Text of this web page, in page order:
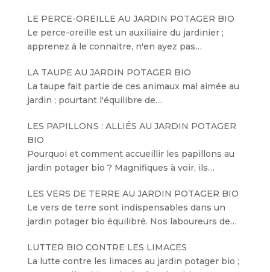
LE PERCE-OREILLE AU JARDIN POTAGER BIO
Le perce-oreille est un auxiliaire du jardinier ;
apprenez à le connaitre, n'en ayez pas…
LA TAUPE AU JARDIN POTAGER BIO
La taupe fait partie de ces animaux mal aimée au
jardin ; pourtant l'équilibre de…
LES PAPILLONS : ALLIÉS AU JARDIN POTAGER
BIO
Pourquoi et comment accueillir les papillons au
jardin potager bio ? Magnifiques à voir, ils…
LES VERS DE TERRE AU JARDIN POTAGER BIO
Le vers de terre sont indispensables dans un
jardin potager bio équilibré. Nos laboureurs de…
LUTTER BIO CONTRE LES LIMACES
La lutte contre les limaces au jardin potager bio ;